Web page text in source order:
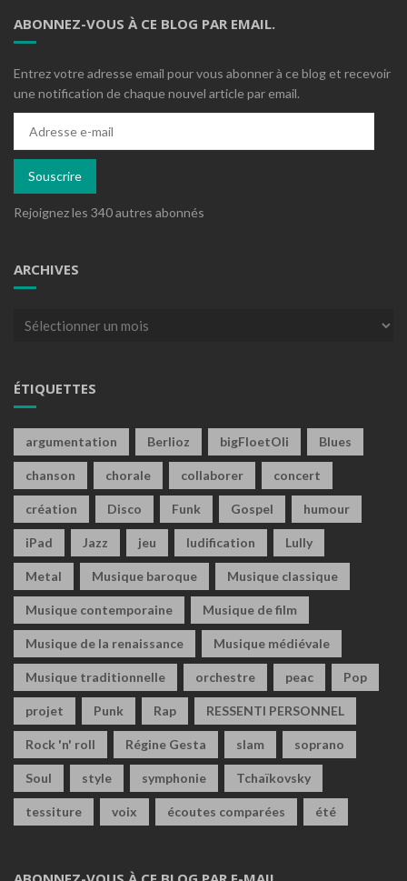
ABONNEZ-VOUS À CE BLOG PAR EMAIL.
Entrez votre adresse email pour vous abonner à ce blog et recevoir
une notification de chaque nouvel article par email.
mail
Souscrire
Rejoignez les 340 autres abonnés
ARCHIVES
Archives
ÉTIQUETTES
argumentation Berlioz bigFloetOli Blues
chanson chorale collaborer concert
création Disco Funk Gospel humour
iPad Jazz jeu ludification Lully
Metal Musique baroque Musique classique
Musique contemporaine Musique de film
Musique de la renaissance Musique médiévale
Musique traditionnelle orchestre peac Pop
projet Punk Rap RESSENTI PERSONNEL
Rock 'n' roll Régine Gesta slam soprano
Soul style symphonie Tchaïkovsky
tessiture voix écoutes comparées été